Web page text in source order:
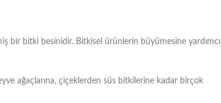
bir bitki besinidir. Bitkisel ürünlerin büyümesine yardımcı
ağaçlarına, çiçeklerden süs bitkilerine kadar birçok